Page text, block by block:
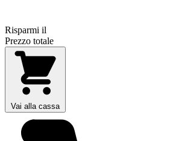
Risparmi il
Prezzo totale
Vai alla cassa